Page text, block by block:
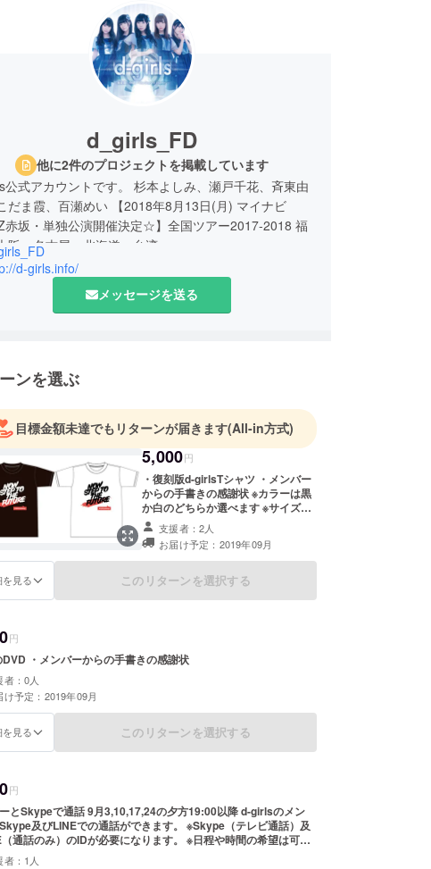
d_girls_FD
他に2件のプロジェクトを掲載しています
公式アカウントです。 杉本よしみ、瀬戸千花、斉東由
だま霞、百瀬めい 【2018年8月13日(月) マイナビ
赤坂・単独公演開催決定☆】全国ツアー2017-2018 福
阪・名古屋・北海道・台湾
d-girls.info/
メッセージを送る
ンを選ぶ
目標金額未達でもリターンが届きます(All-in方式)
5,000円
・復刻版d-girlsTシャツ ・メンバー
からの手書きの感謝状 ※カラーは黒
か白のどちらか選べます ※サイズは
S/M/L/XL/3Lから選べます
支援者：2人
お届け予定：2019年09月
見る このリターンを選択する
円
DVD ・メンバーからの手書きの感謝状
者：0人
け予定：2019年09月
見る このリターンを選択する
円
Skypeで通話 9月3,10,17,24の夕方19:00以降 d-girlsのメン
及びLINEでの通話ができます。 ※Skype（テレビ通話）及
通話のみ）のIDが必要になります。 ※日程や時間の希望は可能
調整いたしますが、希望に添えない場合がございます ※ひと枠
者：1人